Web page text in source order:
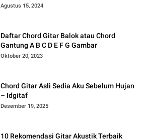
Agustus 15, 2024
Daftar Chord Gitar Balok atau Chord
Gantung A B C D E F G Gambar
Oktober 20, 2023
Chord Gitar Asli Sedia Aku Sebelum Hujan
– Idgitaf
Desember 19, 2025
10 Rekomendasi Gitar Akustik Terbaik